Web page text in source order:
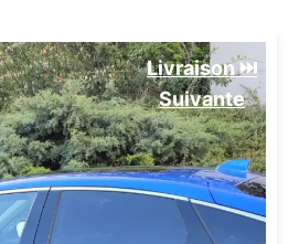
Livraison ⏭️
Suivante️